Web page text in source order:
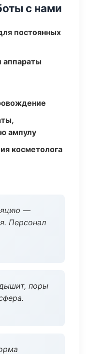
с нами
постоянных
аппараты
ампулу
косметолога
—
Персонал
поры